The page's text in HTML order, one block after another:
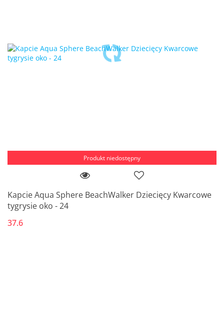
Produkt niedostępny
Kapcie Aqua Sphere BeachWalker Dziecięcy Kwarcowe
tygrysie oko - 24
37.6